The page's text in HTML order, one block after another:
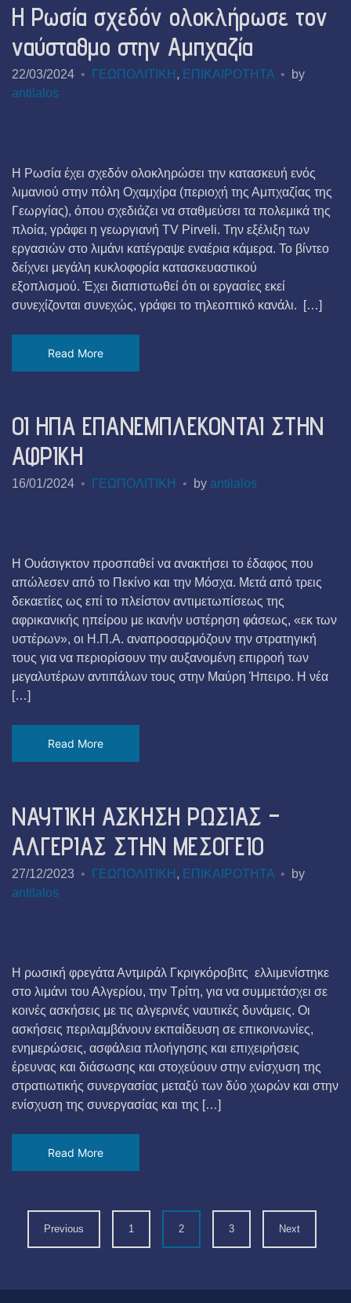
Η Ρωσία σχεδόν ολοκλήρωσε τον
ναύσταθμο στην Αμπχαζία
22/03/2024 ΓΕΩΠΟΛΙΤΙΚΗ , ΕΠΙΚΑΙΡΟΤΗΤΑ
by
antilalos
Η Ρωσία έχει σχεδόν ολοκληρώσει την κατασκευή ενός
λιμανιού στην πόλη Οχαμχίρα (περιοχή της Αμπχαζίας της
Γεωργίας), όπου σχεδιάζει να σταθμεύσει τα πολεμικά της
πλοία, γράφει η γεωργιανή TV Pirveli. Την εξέλιξη των
εργασιών στο λιμάνι κατέγραψε εναέρια κάμερα. Το βίντεο
δείχνει μεγάλη κυκλοφορία κατασκευαστικού
εξοπλισμού. Έχει διαπιστωθεί ότι οι εργασίες εκεί
συνεχίζονται συνεχώς, γράφει το τηλεοπτικό κανάλι. […]
Read More
ΟΙ ΗΠΑ ΕΠΑΝΕΜΠΛΕΚΟΝΤΑΙ ΣΤΗΝ
ΑΦΡΙΚΗ
16/01/2024 ΓΕΩΠΟΛΙΤΙΚΗ by antilalos
Η Ουάσιγκτον προσπαθεί να ανακτήσει το έδαφος που
απώλεσεν από το Πεκίνο και την Μόσχα. Μετά από τρεις
δεκαετίες ως επί το πλείστον αντιμετωπίσεως της
αφρικανικής ηπείρου με ικανήν υστέρηση φάσεως, «εκ των
υστέρων», οι Η.Π.Α. αναπροσαρμόζουν την στρατηγική
τους για να περιορίσουν την αυξανομένη επιρροή των
μεγαλυτέρων αντιπάλων τους στην Μαύρη Ήπειρο. Η νέα
[…]
Read More
ΝΑΥΤΙΚΗ ΑΣΚΗΣΗ ΡΩΣΙΑΣ –
ΑΛΓΕΡΙΑΣ ΣΤΗΝ ΜΕΣΟΓΕΙΟ
27/12/2023 ΓΕΩΠΟΛΙΤΙΚΗ , ΕΠΙΚΑΙΡΟΤΗΤΑ
by
antilalos
Η ρωσική φρεγάτα Αντμιράλ Γκριγκόροβιτς ελλιμενίστηκε
στο λιμάνι του Αλγερίου, την Τρίτη, για να συμμετάσχει σε
κοινές ασκήσεις με τις αλγερινές ναυτικές δυνάμεις. Οι
ασκήσεις περιλαμβάνουν εκπαίδευση σε επικοινωνίες,
ενημερώσεις, ασφάλεια πλοήγησης και επιχειρήσεις
έρευνας και διάσωσης και στοχεύουν στην ενίσχυση της
στρατιωτικής συνεργασίας μεταξύ των δύο χωρών και στην
ενίσχυση της συνεργασίας και της […]
Read More
Previous 1 2 3 Next